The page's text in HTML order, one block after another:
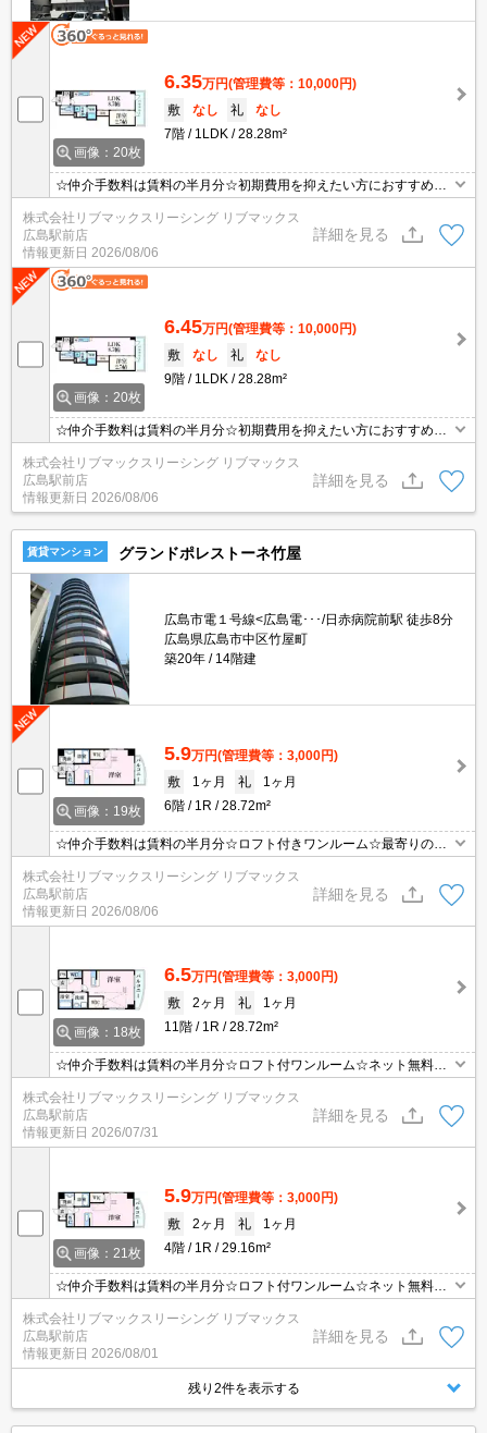
画像：20枚
6.35万円(管理費等：10,000円)
敷
なし 礼
なし
7階
1LDK 28.28m²
☆仲介手数料は賃料の半月分☆初期費用を抑えたい方におすすめ☆
最寄りの電停まで徒歩５分☆不在時にうれしい宅配ボックス☆追い
焚き機能・浴室乾燥機など水回り設備充実♪モニタ付オートロック完
備でセキュリティーは安心♪近隣にスーパーやコンビニがあり住環境
良好☆彡
株式会社リブマックスリーシング リブマックス
広島駅前店
情報更新日 2026/08/06
詳細を見る
画像：20枚
6.45万円(管理費等：10,000円)
敷
なし 礼
なし
9階
1LDK 28.28m²
☆仲介手数料は賃料の半月分☆初期費用を抑えたい方におすすめ☆
最寄りの電停まで徒歩５分☆不在時にうれしい宅配ボックス☆追い
焚き機能・浴室乾燥機など水回り設備充実♪モニタ付オートロック完
備でセキュリティーは安心♪近隣にスーパーやコンビニがあり住環境
良好☆彡
株式会社リブマックスリーシング リブマックス
広島駅前店
情報更新日 2026/08/06
詳細を見る
賃貸マンション グランドポレストーネ竹屋
広島市電１号線<広島電･･･/日赤病院前駅 徒歩8分
広島県広島市中区竹屋町
築20年
14階建
画像：19枚
5.9万円(管理費等：3,000円)
敷
1ヶ月 礼
1ヶ月
6階
1R 28.72m²
☆仲介手数料は賃料の半月分☆ロフト付きワンルーム☆最寄りの電
停まで徒歩７分☆ネット無料☆不在時にうれしい宅配ボックス☆オ
ートロックで防犯面も安心☆近隣のスーパーやコンビニまで徒歩圏
内でお買い物らくらく☆彡
株式会社リブマックスリーシング リブマックス
広島駅前店
情報更新日 2026/08/06
詳細を見る
画像：18枚
6.5万円(管理費等：3,000円)
敷
2ヶ月 礼
1ヶ月
11階
1R 28.72m²
☆仲介手数料は賃料の半月分☆ロフト付ワンルーム☆ネット無料☆
最寄り電停まで徒歩7分☆オートロックで防犯面も安心☆近隣にス
ーパー・コンビニがあり住環境良好です☆便利な宅配ボックスあり
☆彡
株式会社リブマックスリーシング リブマックス
広島駅前店
情報更新日 2026/07/31
詳細を見る
画像：21枚
5.9万円(管理費等：3,000円)
敷
2ヶ月 礼
1ヶ月
4階
1R 29.16m²
☆仲介手数料は賃料の半月分☆ロフト付ワンルーム☆ネット無料☆
最寄り電停まで徒歩7分☆モニター付きオートロックで防犯面も安
心☆近隣にスーパー・コンビニがあり住環境良好です☆宅配ボック
スあり☆彡
株式会社リブマックスリーシング リブマックス
広島駅前店
情報更新日 2026/08/01
詳細を見る
残り2件を表示する